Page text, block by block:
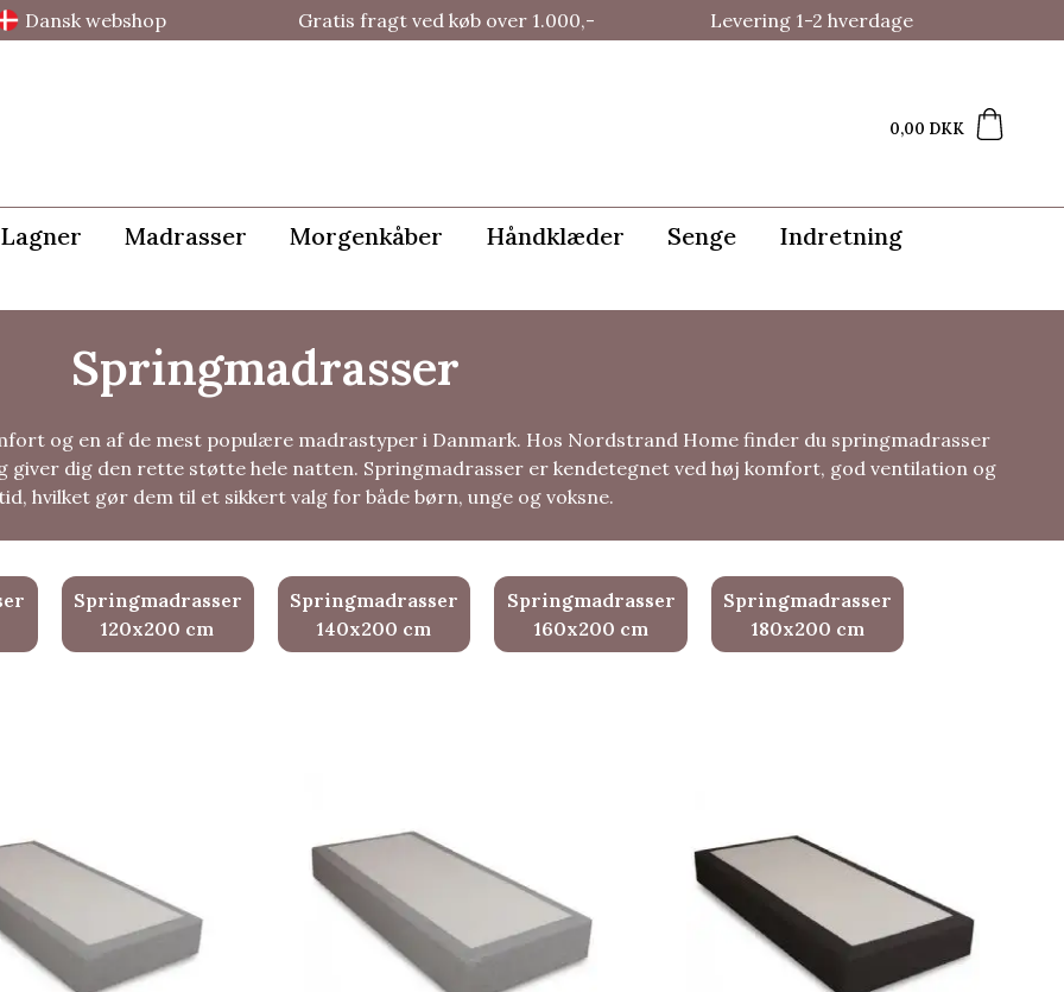
Dansk webshop Gratis fragt ved køb over 1.000,- Levering 1-2 hverdage
0,00 DKK
Lagner Madrasser Morgenkåber Håndklæder Senge Indretning
Springmadrasser
og en af de mest populære madrastyper i Danmark. Hos Nordstrand Home finder du springmadrasser
giver dig den rette støtte hele natten. Springmadrasser er kendetegnet ved høj komfort, god ventilation og
hvilket gør dem til et sikkert valg for både børn, unge og voksne.
Springmadrasser
120x200 cm
Springmadrasser
140x200 cm
Springmadrasser
160x200 cm
Springmadrasser
180x200 cm